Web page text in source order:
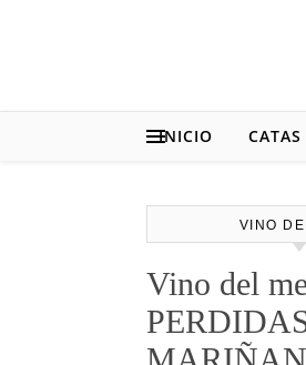
INICIO CATAS
VINO
Vino del